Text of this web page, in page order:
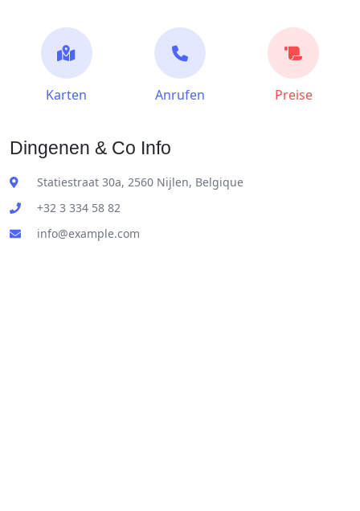
Karten Anrufen Preise
Dingenen & Co Info
Statiestraat 30a, 2560 Nijlen, Belgique
+32 3 334 58 82
info@example.com